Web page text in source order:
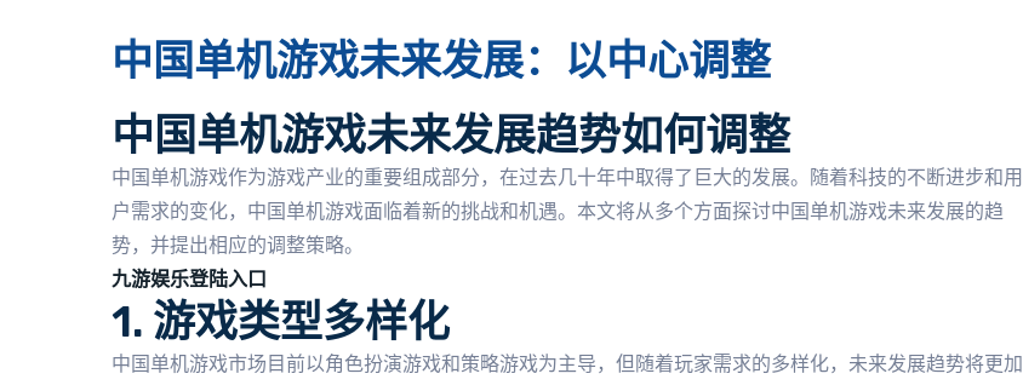
中国单机游戏未来发展：以中心调整
中国单机游戏未来发展趋势如何调整
中国单机游戏作为游戏产业的重要组成部分，在过去几十年中取得了巨大的发展。随着科技的不断进步和用
户需求的变化，中国单机游戏面临着新的挑战和机遇。本文将从多个方面探讨中国单机游戏未来发展的趋
势，并提出相应的调整策略。
九游娱乐登陆入口
1. 游戏类型多样化
中国单机游戏市场目前以角色扮演游戏和策略游戏为主导，但随着玩家需求的多样化，未来发展趋势将更加